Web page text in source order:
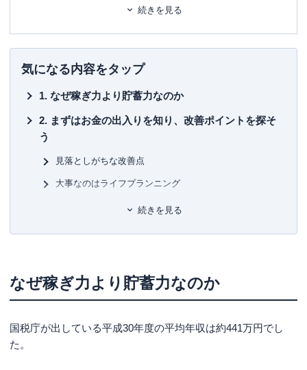
ます。暮らしに関するトピックを中心に、読者の「まよい」を解
■書籍
初心者でもわかる！お金に関するアレコレの選び方BOOK
KTAA団体シルバー認証マーク（2023.12.20～）
有料職業紹介事業
ユ-302788）
続きを見る
気になる内容をタップ
なぜ稼ぎ力より貯蓄力なのか
まずはお金の出入りを知り、改善ポイントを探そ
う
見落としがちな改善点
大事なのはライフプランニング
自分に合った貯め方を探そう
固定型貯蓄のポイント
向け国債がおすすめ
続きを見る
なぜ稼ぎ力より貯蓄力なのか
国税庁が出している平成30年度の平均年収は約441万円でし
た。